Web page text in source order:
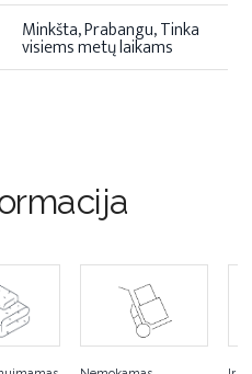
Minkšta, Prabangu, Tinka
visiems metų laikams